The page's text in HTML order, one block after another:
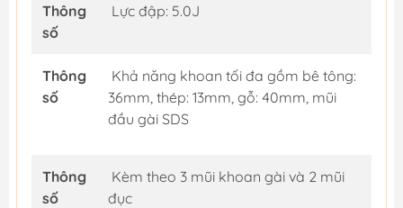
Thông
số
Lực đập: 5.0J
Thông
số
Khả năng khoan tối đa gồm bê tông:
36mm, thép: 13mm, gỗ: 40mm, mũi
đầu gài SDS
Thông
số
Kèm theo 3 mũi khoan gài và 2 mũi
đục